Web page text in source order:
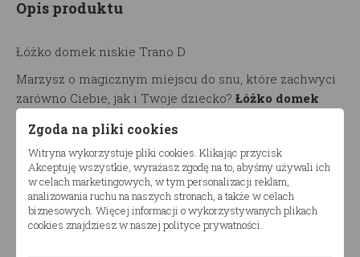
Opis produktu
Łóżko domek niskie Trano D
Marzysz o magicznym miejscu do snu, które zachwyci
zarówno Ciebie, jak i Twoje dziecko? Łóżko domek
łóżko łączy w sobie funkcjonalność, wygodę i
niepowtarzalny design, który przeniesie Cię do świata
bajek.
Główne cechy niskiego łóżka domek:
Zgoda na pliki cookies
Witryna wykorzystuje pliki cookies. Klikając przycisk
Akceptuję wszystkie, wyrażasz zgodę na to, abyśmy używali ich
w celach marketingowych, w tym personalizacji reklam,
analizowania ruchu na naszych stronach, a także w celach
biznesowych. Więcej informacji o wykorzystywanych plikach
cookies znajdziesz w naszej polityce prywatności.